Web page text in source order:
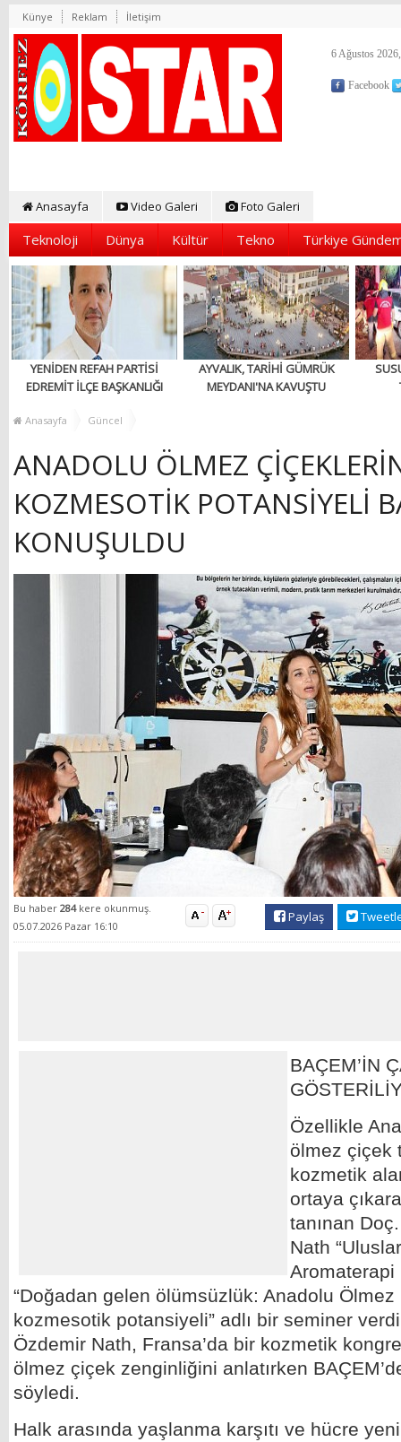
Künye Reklam İletişim
6 Ağustos
Facebook
Anasayfa Video Galeri Foto Galeri
Teknoloji Dünya Kültür Tekno Türkiye
YENİDEN REFAH PARTİSİ
EDREMİT İLÇE BAŞKANLIĞI
AÇILIYOR!
AYVALIK, TARİHİ GÜMRÜK
MEYDANI'NA KAVUŞTU
Anasayfa Güncel
ANADOLU ÖLMEZ
KOZMESOTİK POTANSİYELİ
KONUŞULDU
Bu haber 284 kere okunmuş.
05.07.2026 Pazar 16:10
Paylaş
BAÇEM’İN
Özellikle
ölmez çiçek
kozmetik
ortaya
tanınan
Nath
Aromaterapi
“Doğadan gelen ölümsüzlük: Anadolu
kozmesotik potansiyeli” adlı bir seminer
Özdemir Nath, Fransa’da bir kozmetik
ölmez çiçek zenginliğini anlatırken
söyledi.
Halk arasında yaşlanma karşıtı ve hücre